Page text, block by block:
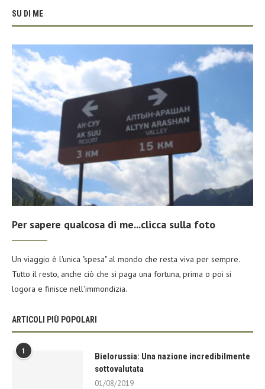
SU DI ME
Per sapere qualcosa di me...clicca sulla foto
Un viaggio è l'unica "spesa" al mondo che resta viva per sempre.
Tutto il resto, anche ciò che si paga una fortuna, prima o poi si
logora e finisce nell'immondizia.
ARTICOLI PIÙ POPOLARI
1
Bielorussia: Una nazione incredibilmente
sottovalutata
01/08/2019